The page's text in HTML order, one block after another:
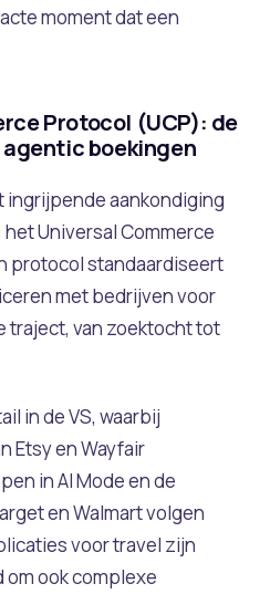
moment dat een
Protocol (UCP): de
boekingen
ingrijpende aankondiging
Universal Commerce
protocol standaardiseert
met bedrijven voor
traject, van zoektocht tot
in de VS, waarbij
Etsy en Wayfair
in AI Mode en de
en Walmart volgen
voor travel zijn
om ook complexe